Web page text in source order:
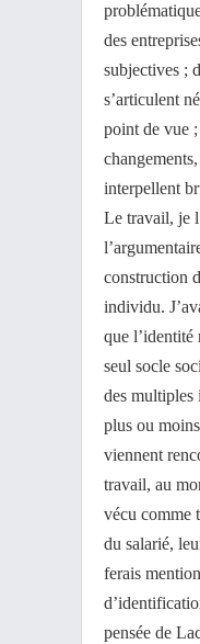
des
subjectives ;
s’articulent
point de vue
interpellent
Le travail, je
construction
individu.
que l’identité
seul socle
des multiples
plus ou
viennent
travail, au
vécu comme
du salarié,
ferais
pensée de